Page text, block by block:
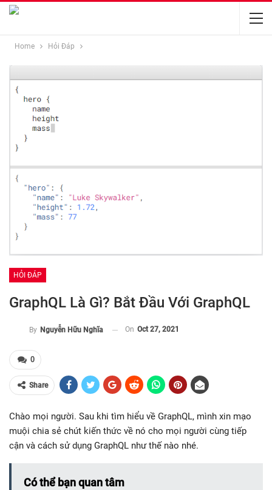
Home Hỏi Đáp
HỎI ĐÁP
GraphQL Là Gì? Bắt Đầu Với GraphQL
By Nguyễn Hữu Nghĩa On Oct 27, 2021
0
Share
Chào mọi người. Sau khi tìm hiểu về GraphQL, mình xin mạo
muội chia sẻ chút kiến thức về nó cho mọi người cùng tiếp
cận và cách sử dụng GraphQL như thế nào nhé.
Có thể bạn quan tâm